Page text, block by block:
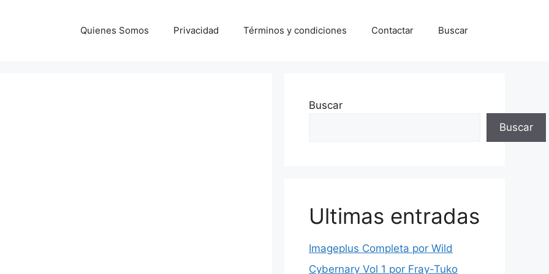
Quienes Somos Privacidad Términos y condiciones Contactar Buscar
Buscar
Buscar
Ultimas entradas
Imageplus Completa por Wild
Cybernary Vol 1 por Fray-Tuko